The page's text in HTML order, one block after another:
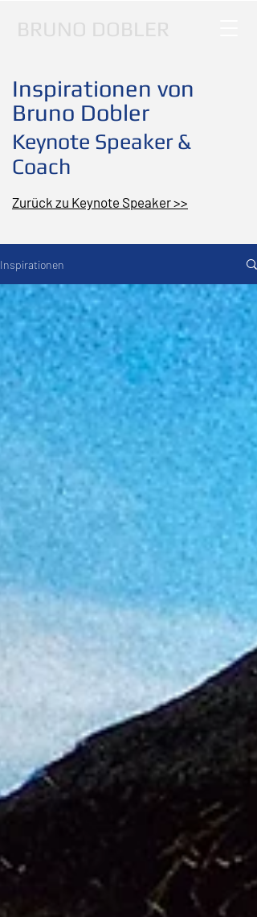
BRUNO DOBLER
Inspirationen von
Bruno Dobler
Keynote Speaker &
Coach
Zurück zu Keynote Speaker >>
Inspirationen